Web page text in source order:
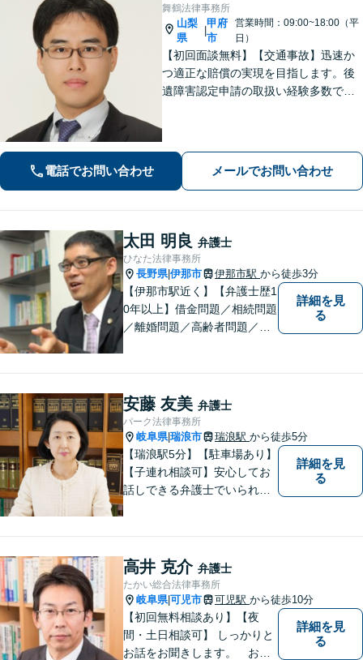
舞鶴法律事務所
山梨
県
|
甲府
市
営業時間：09:00~18:00（平
日）
【初回面談無料】【交通事故】迅速か
つ適正な賠償の実現を目指します。後
遺障害認定申請の取扱い経験多数で
お、個室での相談対応も可能です。
電話でお問い合わせ メールでお問い合わせ
太田 明良 弁護士
ひなた法律事務所
長野県|伊那市 伊那市駅 から徒歩3分
【伊那市駅近く】【弁護士歴1
0年以上】借金問題／相続問題
／離婚問題／高齢者問題／相
根ざした弁護士】もし何かお
困りな事がございましたらお
気軽にご相談ください。
詳細を見
る
安藤 友美 弁護士
パーク法律事務所
岐阜県|瑞浪市 瑞浪駅 から徒歩5分
【瑞浪駅5分】【駐車場あり】
【子連れ相談可】安心してお
話しできる弁護士でいられる
ます。より良い解決ができる
ようサポートしたいと考えて
おります。
詳細を見
る
高井 克介 弁護士
たかい総合法律事務所
岐阜県|可児市 可児駅 から徒歩10分
【初回無料相談あり】【夜
間・土日相談可】 しっかりと
お話をお聞きします。 お気
詳細を見
る